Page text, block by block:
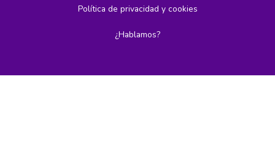
Política de privacidad y cookies
¿Hablamos?